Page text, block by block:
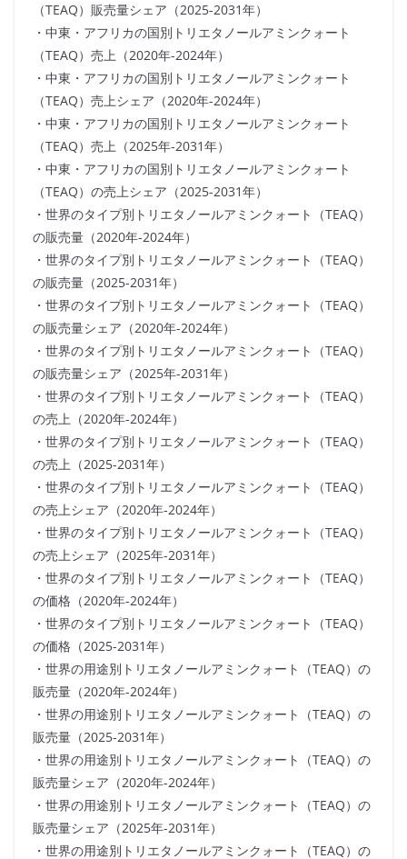
（TEAQ）販売量シェア（2025-2031年）
・中東・アフリカの国別トリエタノールアミンクォート
（TEAQ）売上（2020年-2024年）
・中東・アフリカの国別トリエタノールアミンクォート
（TEAQ）売上シェア（2020年-2024年）
・中東・アフリカの国別トリエタノールアミンクォート
（TEAQ）売上（2025年-2031年）
・中東・アフリカの国別トリエタノールアミンクォート
（TEAQ）の売上シェア（2025-2031年）
・世界のタイプ別トリエタノールアミンクォート（TEAQ）
の販売量（2020年-2024年）
・世界のタイプ別トリエタノールアミンクォート（TEAQ）
の販売量（2025-2031年）
・世界のタイプ別トリエタノールアミンクォート（TEAQ）
の販売量シェア（2020年-2024年）
・世界のタイプ別トリエタノールアミンクォート（TEAQ）
の販売量シェア（2025年-2031年）
・世界のタイプ別トリエタノールアミンクォート（TEAQ）
の売上（2020年-2024年）
・世界のタイプ別トリエタノールアミンクォート（TEAQ）
の売上（2025-2031年）
・世界のタイプ別トリエタノールアミンクォート（TEAQ）
の売上シェア（2020年-2024年）
・世界のタイプ別トリエタノールアミンクォート（TEAQ）
の売上シェア（2025年-2031年）
・世界のタイプ別トリエタノールアミンクォート（TEAQ）
の価格（2020年-2024年）
・世界のタイプ別トリエタノールアミンクォート（TEAQ）
の価格（2025-2031年）
・世界の用途別トリエタノールアミンクォート（TEAQ）の
販売量（2020年-2024年）
・世界の用途別トリエタノールアミンクォート（TEAQ）の
販売量（2025-2031年）
・世界の用途別トリエタノールアミンクォート（TEAQ）の
販売量シェア（2020年-2024年）
・世界の用途別トリエタノールアミンクォート（TEAQ）の
販売量シェア（2025年-2031年）
・世界の用途別トリエタノールアミンクォート（TEAQ）の